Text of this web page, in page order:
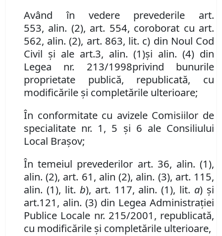
Având în vedere prevederile art.
553, alin. (2), art. 554, coroborat cu art.
562, alin. (2), art. 863, lit. c) din Noul Cod
Civil şi ale art.3, alin. (1)și alin. (4) din
Legea nr. 213/1998privind bunurile
proprietate publică, republicată, cu
modificările și completările ulterioare;
În conformitate cu avizele Comisiilor de
specialitate nr. 1, 5 și 6 ale Consiliului
Local Brașov;
În temeiul prevederilor art. 36, alin. (1),
alin. (2), art. 61, alin (2), alin. (3), art. 115,
alin. (1), lit. b), art. 117, alin. (1), lit. a) şi
art.121, alin. (3) din Legea Administraţiei
Publice Locale nr. 215/2001, republicată,
cu modificările și completările ulterioare,